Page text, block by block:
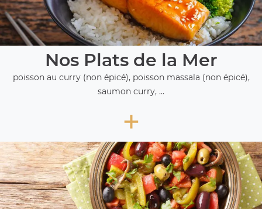
Nos Plats de la Mer
poisson au curry (non épicé), poisson massala (non épicé),
saumon curry, ...
+